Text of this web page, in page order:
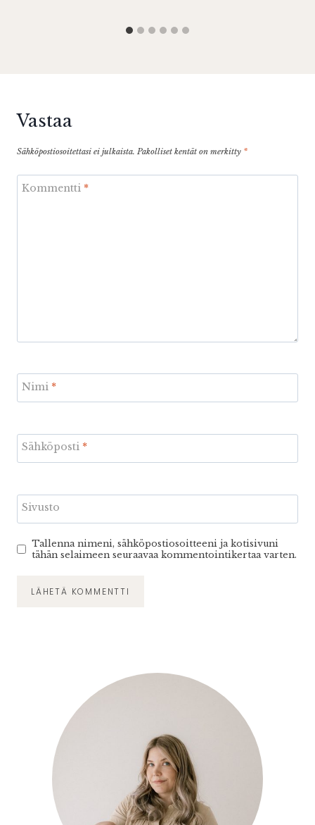
Vastaa
Sähköpostiosoitettasi ei julkaista. Pakolliset kentät on merkitty *
Kommentti *
Nimi *
Sähköposti *
Sivusto
Tallenna nimeni, sähköpostiosoitteeni ja kotisivuni
tähän selaimeen seuraavaa kommentointikertaa varten.